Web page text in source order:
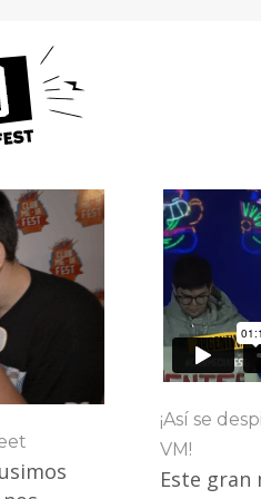
¡Así se
VM!
Este gran